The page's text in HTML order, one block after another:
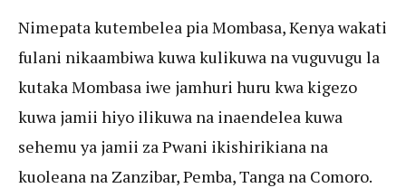
Nimepata kutembelea pia Mombasa, Kenya wakati
fulani nikaambiwa kuwa kulikuwa na vuguvugu la
kutaka Mombasa iwe jamhuri huru kwa kigezo
kuwa jamii hiyo ilikuwa na inaendelea kuwa
sehemu ya jamii za Pwani ikishirikiana na
kuoleana na Zanzibar, Pemba, Tanga na Comoro.